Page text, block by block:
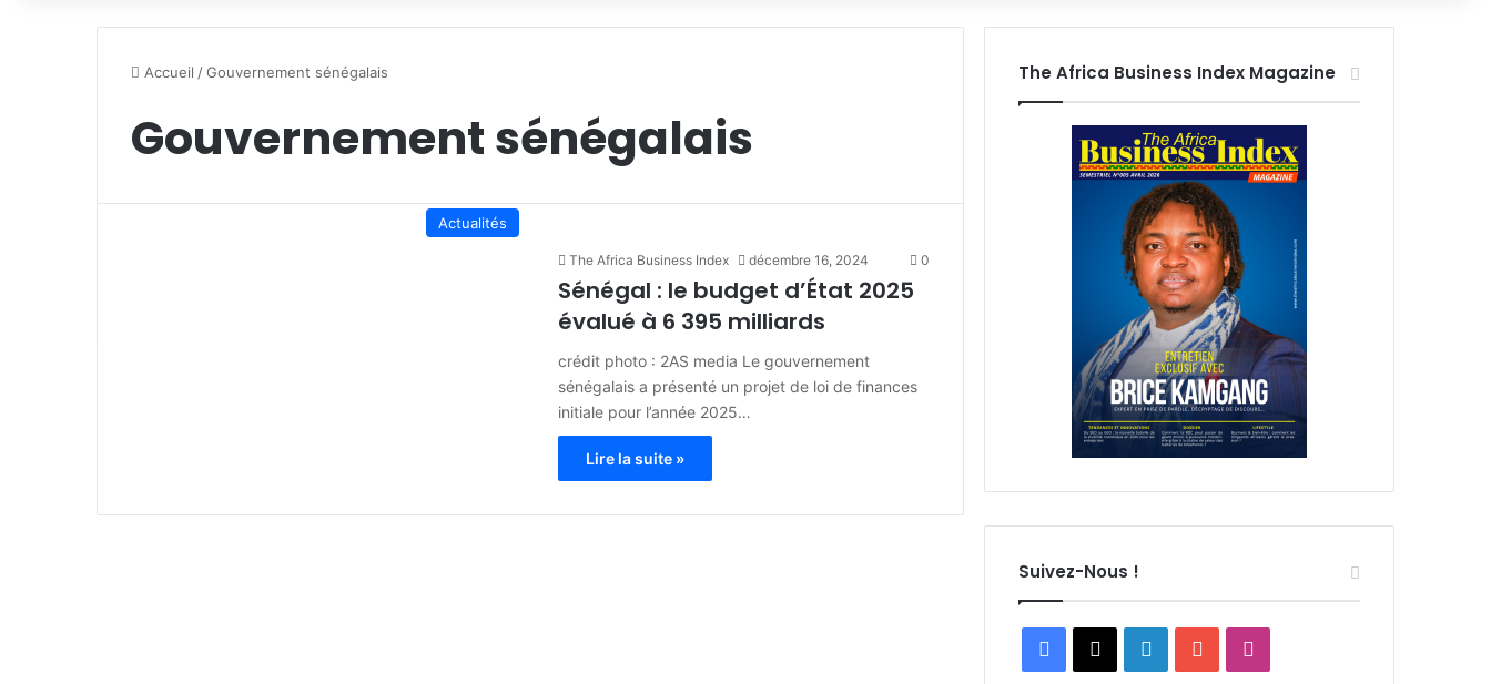
Accueil /Gouvernement sénégalais
Gouvernement sénégalais
Actualités
The Africa Business Index décembre 16, 2024 0
Sénégal : le budget d’État 2025
évalué à 6 395 milliards
crédit photo : 2AS media Le gouvernement
sénégalais a présenté un projet de loi de finances
initiale pour l’année 2025…
Lire la suite »
The Africa Business Index Magazine
Suivez-Nous !